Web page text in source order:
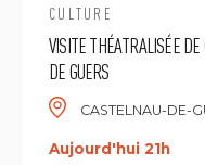
CULTURE
VISITE THÉATRALISÉE DE
DE GUERS
CASTELNAU-DE-
Aujourd'hui 21h